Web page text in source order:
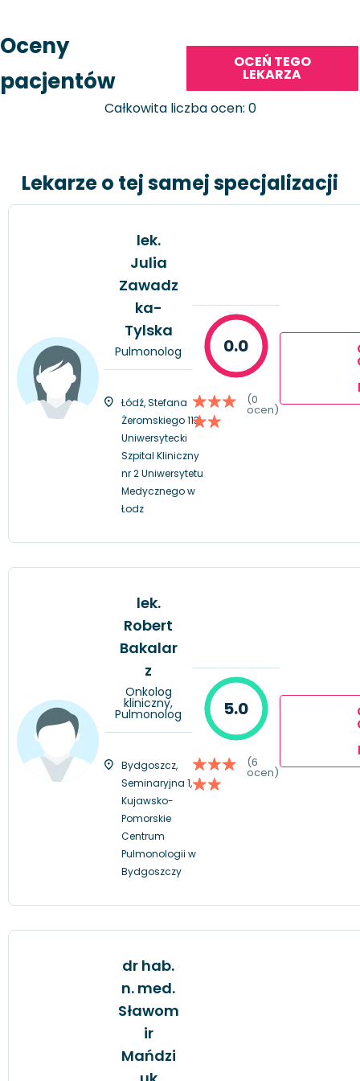
Oceny
pacjentów
OCEŃ TEGO
LEKARZA
Całkowita liczba ocen: 0
Lekarze o tej samej specjalizacji
lek.
Julia
Zawadz
ka-
Tylska
Pulmonolog
Łódź, Stefana
Żeromskiego 113,
Uniwersytecki
Szpital Kliniczny
nr 2 Uniwersytetu
Medycznego w
Łodz
0.0
(0
ocen)
lek.
Robert
Bakalar
z
Onkolog
kliniczny,
Pulmonolog
Bydgoszcz,
Seminaryjna 1,
Kujawsko-
Pomorskie
Centrum
Pulmonologii w
Bydgoszczy
5.0
(6
ocen)
dr hab.
n. med.
Sławom
ir
Mańdzi